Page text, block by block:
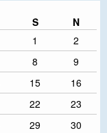
S
N
1
2
8
9
15
16
22
23
29
30